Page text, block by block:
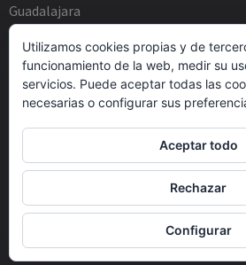
Guadalajara
Tfno.-+34 949883219
contacto@abogadosfda.eu
Mañanas de 10:00a 14:00
Tardes de 17:00 a 20:00
© Agustin Zamarro Mogarra Abogados
CPOThemes.
Utilizamos cookies propias y de
funcionamiento de la web, medir su
servicios. Puede aceptar todas las
necesarias o configurar sus
Aceptar todo
Rechazar
Configurar